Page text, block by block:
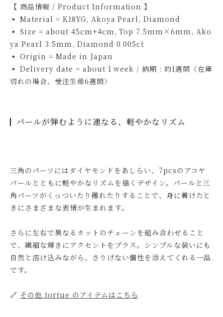
【 商品情報 / Product Information 】
▪ Material = K18YG, Akoya Pearl, Diamond
▪ Size = about 45cm+4cm, Top 7.5mm×6mm, Ako
ya Pearl 3.5mm, Diamond 0.005ct
▪ Origin = Made in Japan
▪ Delivery date = about 1 week / 納期 : 約1週間（在庫
切れの場合、受注生産6週間）
パールが弾むように連なる、軽やかなリズム
三角のパーツにはダイヤモンドをあしらい、7pcsのアコヤ
パールとともに軽やかなリズムを描くデザイン。パールと三
角パーツがくっついたり離れたりすることで、身に着けたと
きにさまざまな表情が生まれます。
さらに左右で異なるカットのチェーンを組み合わせること
で、繊細な輝きにアクセントをプラス。シンプルな装いにも
自然と溶け込みながら、さりげない個性を添えてくれる一品
です。
🔗 その他 tortue のアイテムはこちら